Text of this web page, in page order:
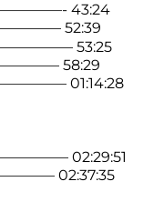
43:24
52:39
53:25
58:29
01:14:28
02:29:51
02:37:35